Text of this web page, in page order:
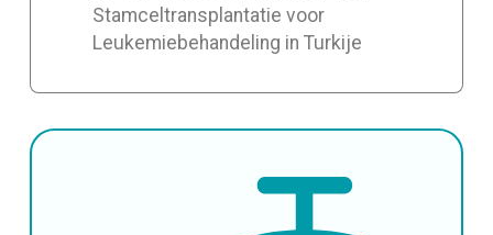
Stamceltransplantatie voor
Leukemiebehandeling in Turkije